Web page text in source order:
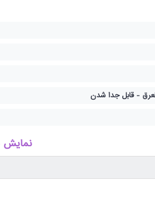
بینایی می شود.
- قابل جدا شدن
نمایش